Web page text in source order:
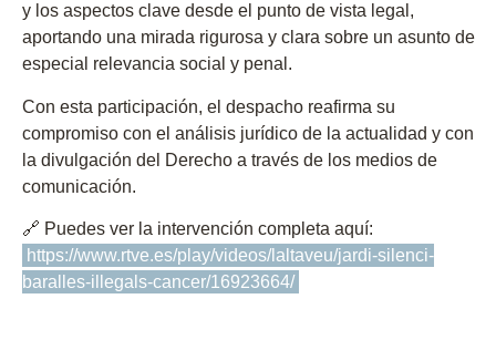
y los aspectos clave desde el punto de vista legal,
aportando una mirada rigurosa y clara sobre un asunto de
especial relevancia social y penal .
Con esta participación, el despacho reafirma su
compromiso con el análisis jurídico de la actualidad y con
la divulgación del Derecho a través de los medios de
comunicación.
🔗 Puedes ver la intervención completa aquí:
https://www.rtve.es/play/videos/laltaveu/jardi-silenci-
baralles-illegals-cancer/16923664/